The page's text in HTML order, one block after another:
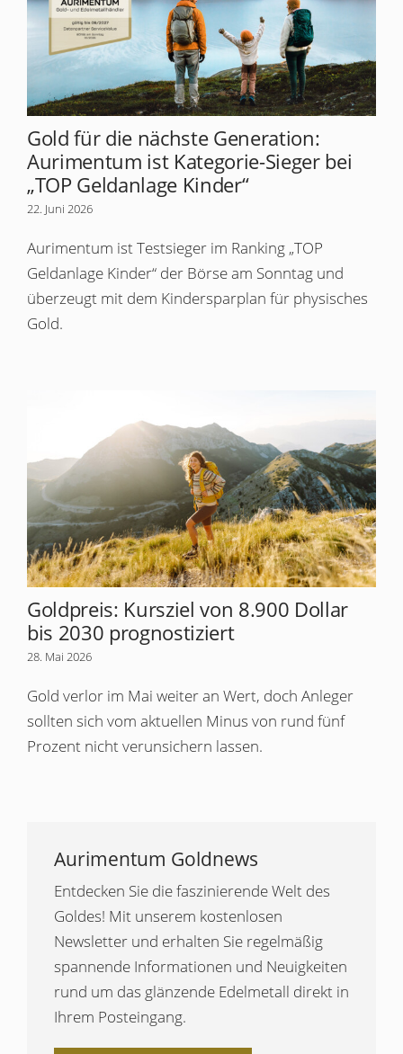
Gold für die nächste Generation:
Aurimentum ist Kategorie-Sieger bei
„TOP Geldanlage Kinder“
22. Juni 2026
Aurimentum ist Testsieger im Ranking „TOP
Geldanlage Kinder“ der Börse am Sonntag und
überzeugt mit dem Kindersparplan für physisches
Gold.
Goldpreis: Kursziel von 8.900 Dollar
bis 2030 prognostiziert
28. Mai 2026
Gold verlor im Mai weiter an Wert, doch Anleger
sollten sich vom aktuellen Minus von rund fünf
Prozent nicht verunsichern lassen.
Aurimentum Goldnews
Entdecken Sie die faszinierende Welt des
Goldes! Mit unserem kostenlosen
Newsletter und erhalten Sie regelmäßig
spannende Informationen und Neuigkeiten
rund um das glänzende Edelmetall direkt in
Ihrem Posteingang.